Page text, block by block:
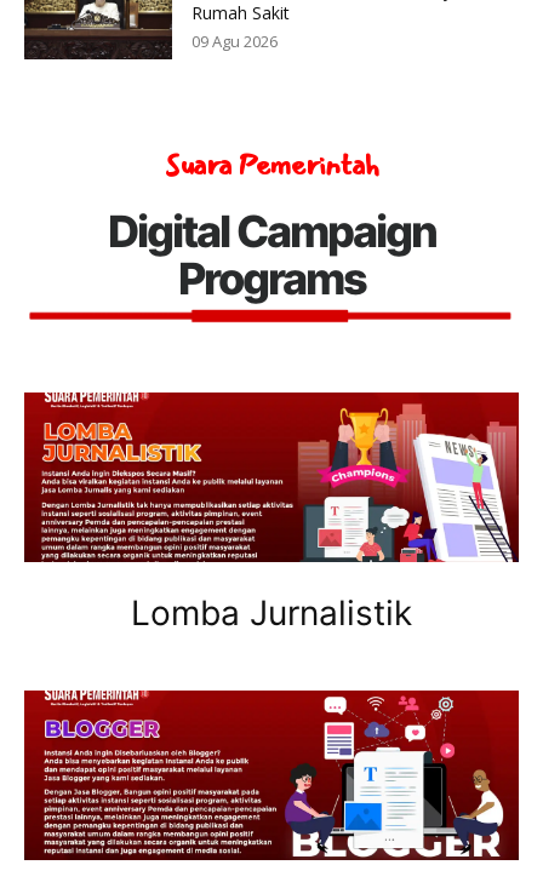
Rumah Sakit
09 Agu 2026
Suara Pemerintah
Digital Campaign
Programs
Lomba Jurnalistik